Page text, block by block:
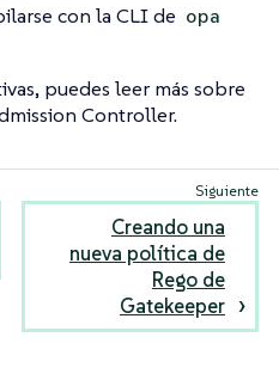
con la CLI de opa
puedes leer más sobre
Controller.
Creando una
nueva política de
Rego de
Gatekeeper